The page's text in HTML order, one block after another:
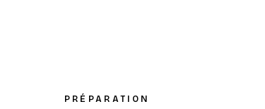
PRÉPARATION